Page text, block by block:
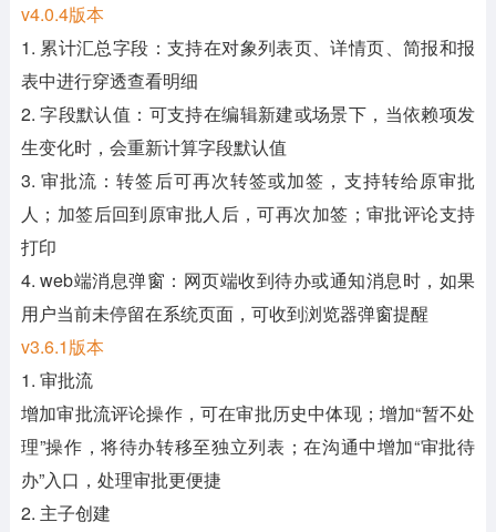
v4.0.4版本
1. 累计汇总字段：支持在对象列表页、详情页、简报和报
表中进行穿透查看明细
2. 字段默认值：可支持在编辑新建或场景下，当依赖项发
生变化时，会重新计算字段默认值
3. 审批流：转签后可再次转签或加签，支持转给原审批
人；加签后回到原审批人后，可再次加签；审批评论支持
打印
4. web端消息弹窗：网页端收到待办或通知消息时，如果
用户当前未停留在系统页面，可收到浏览器弹窗提醒
v3.6.1版本
1. 审批流
增加审批流评论操作，可在审批历史中体现；增加“暂不处
理”操作，将待办转移至独立列表；在沟通中增加“审批待
办”入口，处理审批更便捷
2. 主子创建